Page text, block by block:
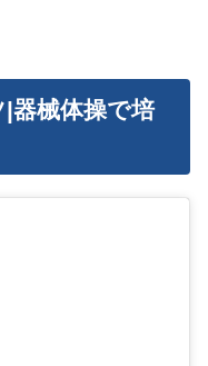
器械体操で培